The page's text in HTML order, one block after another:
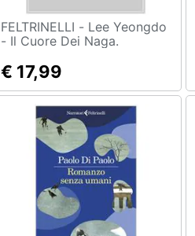
FELTRINELLI - Lee Yeongdo
- Il Cuore Dei Naga.
1.
€ 17,99